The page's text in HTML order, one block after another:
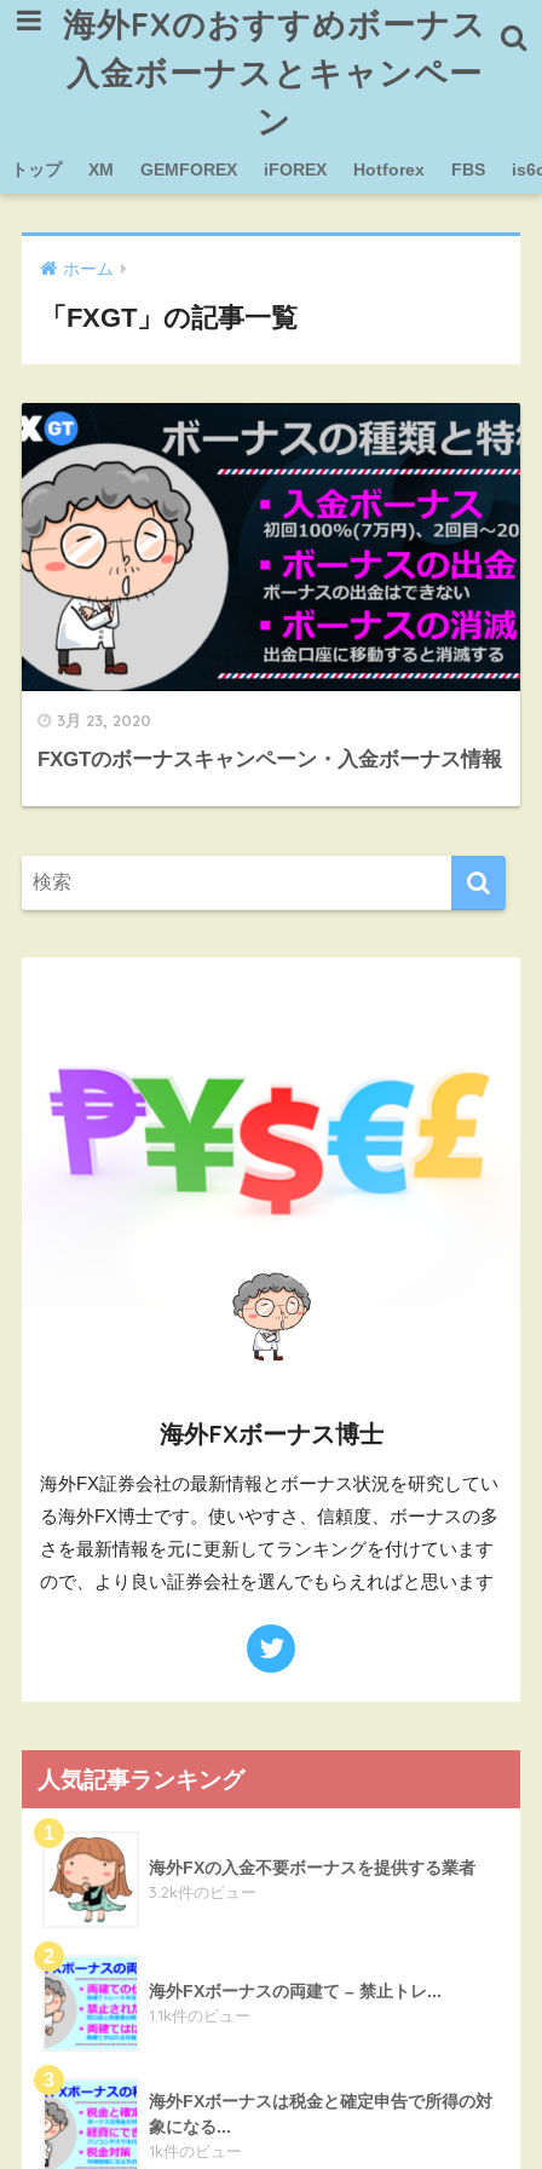
海外FXのおすすめボーナス
入金ボーナスとキャンペー
ン
トップ XM GEMFOREX iFOREX Hotforex FBS
ホーム
「FXGT」の記事一覧
3月 23, 2020
FXGTのボーナスキャンペーン・入金ボーナス情報
海外FXボーナス博士
海外FX証券会社の最新情報とボーナス状況を研究してい
る海外FX博士です。使いやすさ、信頼度、ボーナスの多
さを最新情報を元に更新してランキングを付けています
ので、より良い証券会社を選んでもらえればと思います
人気記事ランキング
海外FXの入金不要ボーナスを提供する業者
3.2k件のビュー
海外FXボーナスの両建て – 禁止トレ...
1.1k件のビュー
海外FXボーナスは税金と確定申告で所得の対
象になる...
1k件のビュー